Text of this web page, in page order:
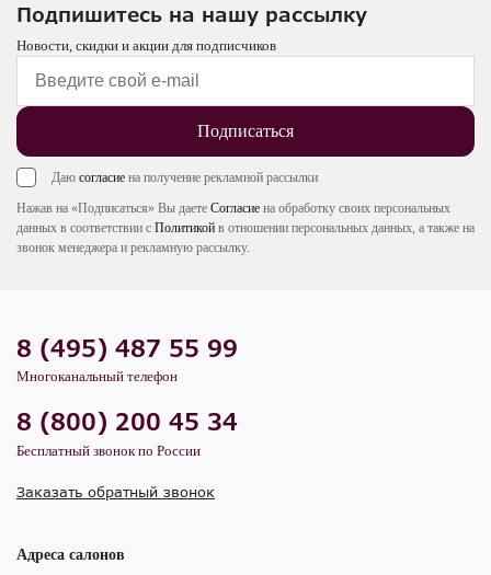
Подпишитесь на нашу рассылку
Новости, скидки и акции для подписчиков
Подписаться
Даю согласие на получение рекламной рассылки
Нажав на «Подписаться» Вы даете Согласие на обработку своих персональных
данных в соответствии с Политикой в отношении персональных данных, а также на
звонок менеджера и рекламную рассылку.
8 (495) 487 55 99
Многоканальный телефон
8 (800) 200 45 34
Бесплатный звонок по России
Заказать обратный звонок
Адреса салонов